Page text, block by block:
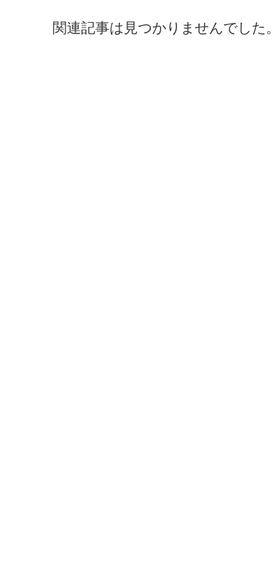
関連記事は見つかりませんでした。